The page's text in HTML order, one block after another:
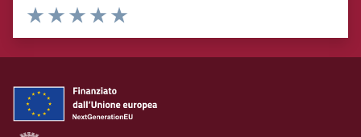
Rating:
Valuta 5 stelle su 5
Valuta 4 stelle su 5
Valuta 3 stelle su 5
Valuta 2 stelle su 5
Valuta 1 stelle su 5